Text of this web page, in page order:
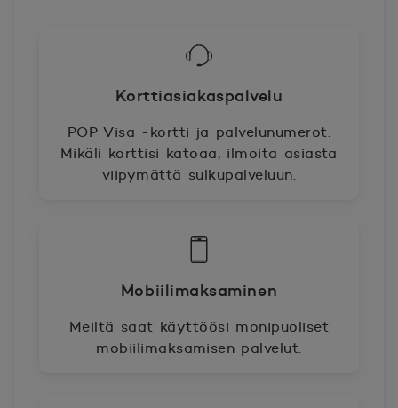
Korttiasiakaspalvelu
POP Visa -kortti ja palvelunumerot.
Mikäli korttisi katoaa, ilmoita asiasta
viipymättä sulkupalveluun.
Mobiilimaksaminen
Meiltä saat käyttöösi monipuoliset
mobiilimaksamisen palvelut.